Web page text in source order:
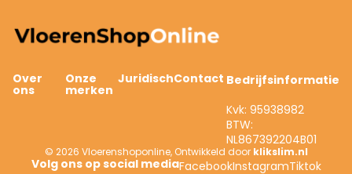
Over
ons
Onze
merken
JuridischContact Bedrijfsinformatie
Kvk: 95938982
BTW:
NL867392204B01
© 2026 Vloerenshoponline, Ontwikkeld door klikslim.nl
FacebookInstagramTiktok